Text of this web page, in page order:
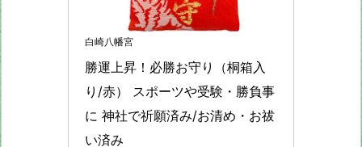
白崎八幡宮
勝運上昇！必勝お守り（桐箱入
り/赤） スポーツや受験・勝負事
に 神社で祈願済み/お清め・お祓
い済み